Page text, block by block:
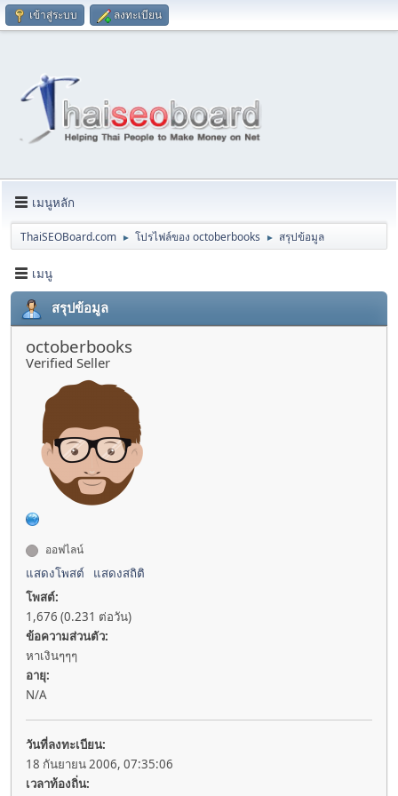
เข้าสู่ระบบ ลงทะเบียน
เมนูหลัก
ThaiSEOBoard.com ► โปรไฟล์ของ octoberbooks ► สรุปข้อมูล
เมนู
สรุปข้อมูล
octoberbooks
Verified Seller
ออฟไลน์
แสดงโพสต์
แสดงสถิติ
โพสต์:
1,676 (0.231 ต่อวัน)
ข้อความส่วนตัว:
หาเงินๆๆๆ
อายุ:
N/A
วันที่ลงทะเบียน:
18 กันยายน 2006, 07:35:06
เวลาท้องถิ่น: